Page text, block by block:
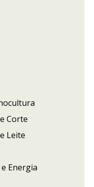
Corte
Leite
Energia